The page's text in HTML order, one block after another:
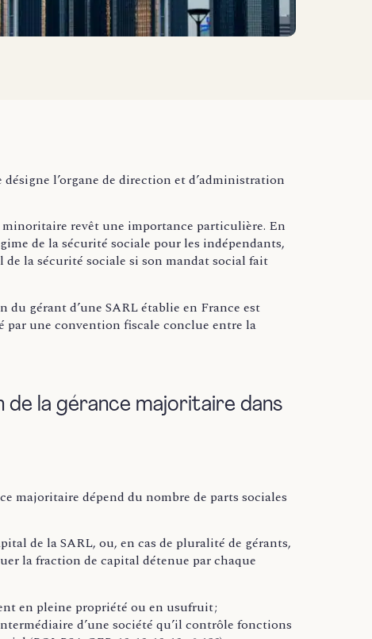
l’organe de direction et d’administration
revêt une importance particulière. En
de la sécurité sociale pour les indépendants,
la sécurité sociale si son mandat social fait
gérant d’une SARL établie en France est
par une convention fiscale conclue entre la
de la gérance majoritaire dans
majoritaire dépend du nombre de parts sociales
de la SARL, ou, en cas de pluralité de gérants,
la fraction de capital détenue par chaque
en pleine propriété ou en usufruit ;
d’une société qu’il contrôle fonctions